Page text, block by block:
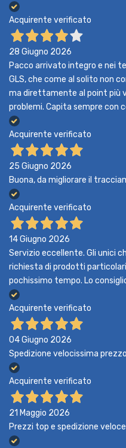
Acquirente verificato
28 Giugno 2026
Pacco arrivato integro e nei
GLS, che come al solito non
ma direttamente al point più
problemi. Capita sempre con
Acquirente verificato
25 Giugno 2026
Buona, da migliorare il
Acquirente verificato
14 Giugno 2026
Servizio eccellente. Gli unici
richiesta di prodotti
pochissimo tempo. Lo
Acquirente verificato
04 Giugno 2026
Spedizione velocissima
Acquirente verificato
21 Maggio 2026
Prezzi top e spedizione veloce